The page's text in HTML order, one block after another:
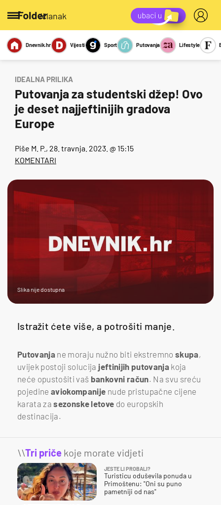
/članak
Miks Kviz
Report
Sexy
Dnevnik.hr Vijesti Sport Putovanja Lifestyle
IDEALNA PRILIKA
Putovanja za studentski džep! Ovo
je deset najjeftinijih gradova
Europe
Piše M. P. , 28. travnja. 2023. @ 15:15
KOMENTARI
Slika nije dostupna
Istražit ćete više, a potrošiti manje.
Putovanja ne moraju nužno biti ekstremno skupa,
uvijek postoji solucija jeftinijih putovanja koja
neće opustošiti vaš bankovni račun. Na svu sreću
pojedineaviokompanije nude pristupačne cijene
karata zasezonske letove do europskih
destinacija.
\\Tri priče koje morate vidjeti
JESTE LI PROBALI?
Turisticu oduševila ponuda u
Primoštenu: "Oni su puno
pametniji od nas"